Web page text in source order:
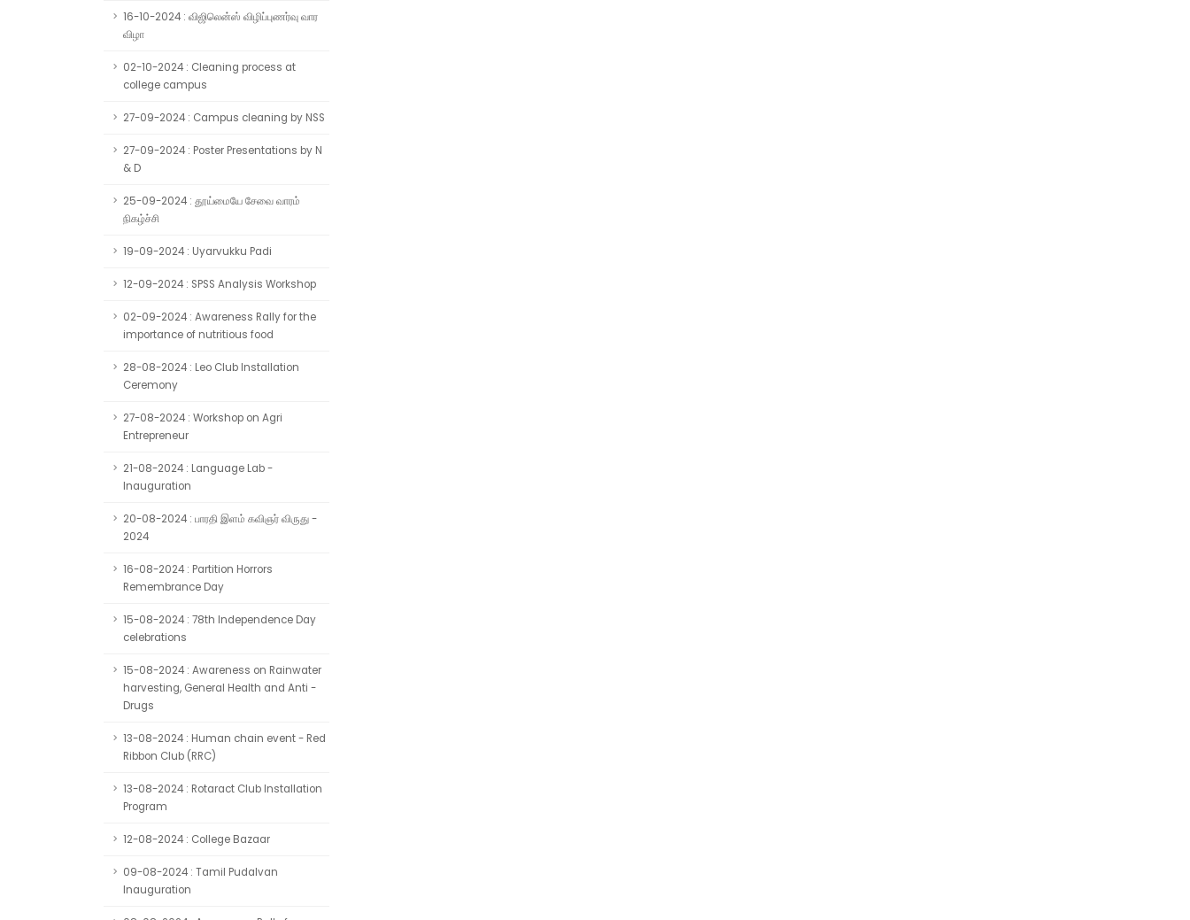
16-10-2024 : விஜிலென்ஸ் விழிப்புணர்வு வார
விழா
02-10-2024 : Cleaning process at
college campus
27-09-2024 : Campus cleaning by NSS
27-09-2024 : Poster Presentations by N
& D
25-09-2024 : தூய்மையே சேவை வாரம்
நிகழ்ச்சி
19-09-2024 : Uyarvukku Padi
12-09-2024 : SPSS Analysis Workshop
02-09-2024 : Awareness Rally for the
importance of nutritious food
28-08-2024 : Leo Club Installation
Ceremony
27-08-2024 : Workshop on Agri
Entrepreneur
21-08-2024 : Language Lab -
Inauguration
20-08-2024 : பாரதி இளம் கவிஞர் விருது -
2024
16-08-2024 : Partition Horrors
Remembrance Day
15-08-2024 : 78th Independence Day
celebrations
15-08-2024 : Awareness on Rainwater
harvesting, General Health and Anti -
Drugs
13-08-2024 : Human chain event - Red
Ribbon Club (RRC)
13-08-2024 : Rotaract Club Installation
Program
12-08-2024 : College Bazaar
09-08-2024 : Tamil Pudalvan
Inauguration